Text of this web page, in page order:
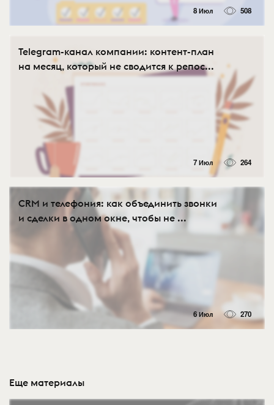
8 Июл 508
Telegram-канал компании: контент-план
на месяц, который не сводится к репос...
7 Июл 264
CRM и телефония: как объединить звонки
и сделки в одном окне, чтобы не ...
6 Июл 270
Еще материалы